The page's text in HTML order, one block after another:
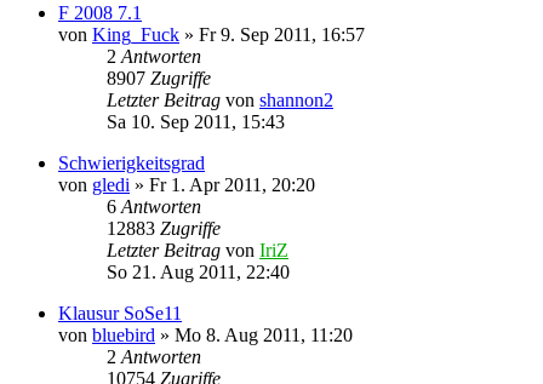
F 2008 7.1
von King_Fuck » Fr 9. Sep 2011, 16:57
2 Antworten
8907 Zugriffe
Letzter Beitrag von shannon2
Sa 10. Sep 2011, 15:43
Schwierigkeitsgrad
von gledi » Fr 1. Apr 2011, 20:20
6 Antworten
12883 Zugriffe
Letzter Beitrag von IriZ
So 21. Aug 2011, 22:40
Klausur SoSe11
von bluebird » Mo 8. Aug 2011, 11:20
2 Antworten
10754 Zugriffe